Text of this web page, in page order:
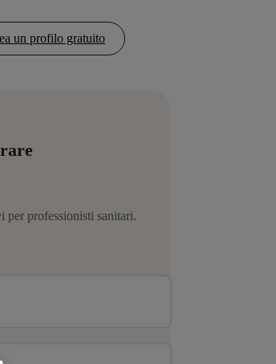
un profilo gratuito
per professionisti sanitari.